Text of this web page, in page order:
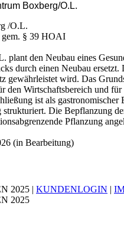
Boxberg/O.L.
/O.L.
gem. § 39 HOAI
plant den Neubau eines
durch einen Neubau
gewährleistet wird. Das
den Wirtschaftsbereich und
ist als
Die Bepflanzung
Pflanzung
(in Bearbeitung)
2025 | KUNDENLOGIN |
2025